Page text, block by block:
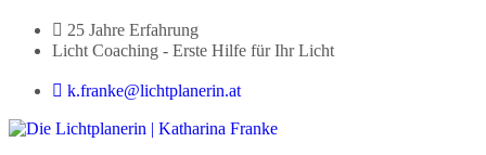
25 Jahre Erfahrung
Licht Coaching - Erste Hilfe für Ihr Licht
k.franke@lichtplanerin.at